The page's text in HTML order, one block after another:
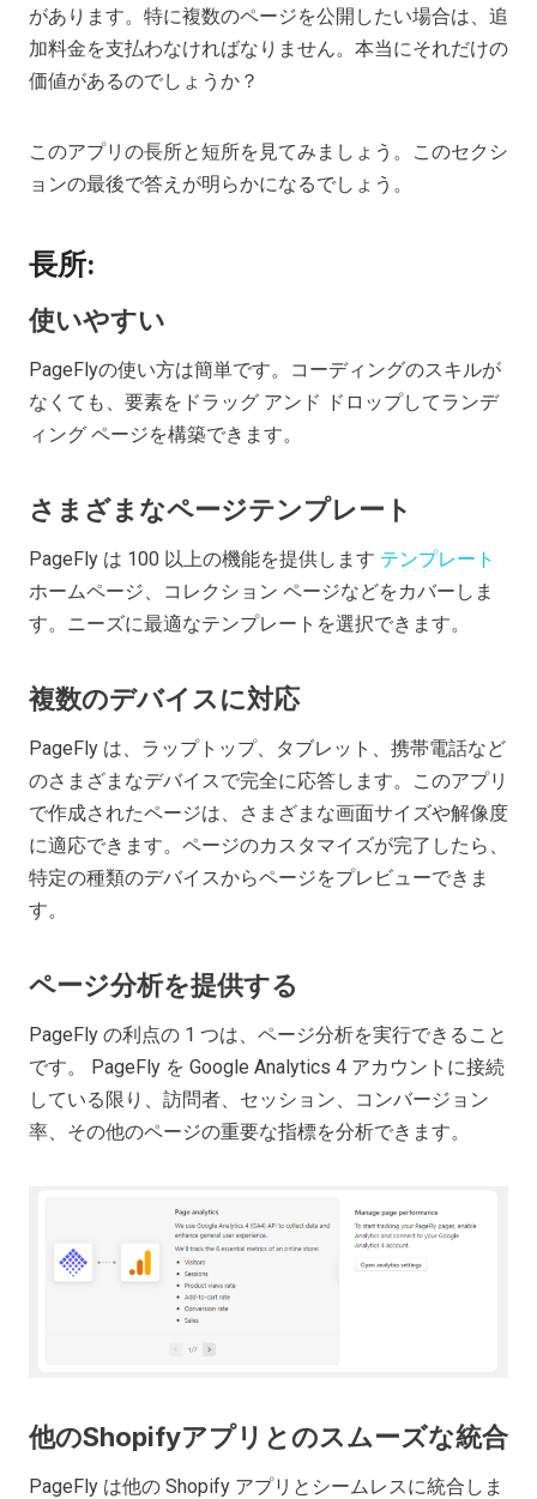
があります。特に複数のページを公開したい場合は、追
加料金を支払わなければなりません。本当にそれだけの
価値があるのでしょうか？
このアプリの長所と短所を見てみましょう。このセクシ
ョンの最後で答えが明らかになるでしょう。
長所:
使いやすい
PageFlyの使い方は簡単です。コーディングのスキルが
なくても、要素をドラッグ アンド ドロップしてランデ
ィング ページを構築できます。
さまざまなページテンプレート
PageFly は 100 以上の機能を提供します テンプレート
ホームページ、コレクション ページなどをカバーしま
す。ニーズに最適なテンプレートを選択できます。
複数のデバイスに対応
PageFly は、ラップトップ、タブレット、携帯電話など
のさまざまなデバイスで完全に応答します。このアプリ
で作成されたページは、さまざまな画面サイズや解像度
に適応できます。ページのカスタマイズが完了したら、
特定の種類のデバイスからページをプレビューできま
す。
ページ分析を提供する
PageFly の利点の 1 つは、ページ分析を実行できること
です。 PageFly を Google Analytics 4 アカウントに接続
している限り、訪問者、セッション、コンバージョン
率、その他のページの重要な指標を分析できます。
他のShopifyアプリとのスムーズな統合
PageFly は他の Shopify アプリとシームレスに統合しま